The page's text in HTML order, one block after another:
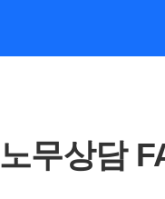
노무상담